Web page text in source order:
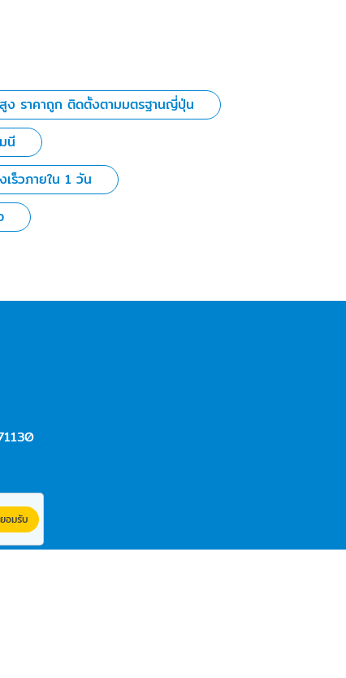
ราคาถูก ติดตั้งตามมตรฐานญี่ปุ่น
นี
ร็วภายใน 1 วัน
ยอมรับ